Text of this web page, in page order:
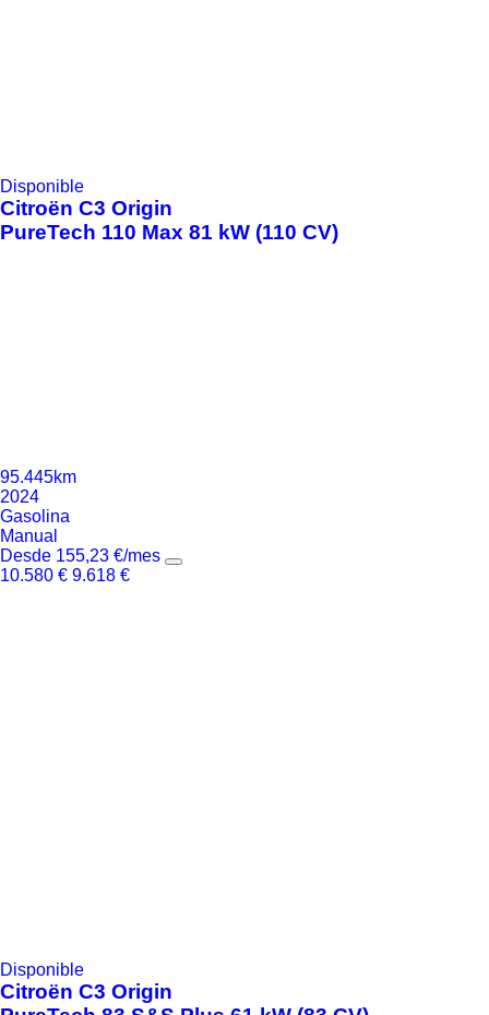
Disponible
Citroën C3 Origin
PureTech 110 Max 81 kW (110 CV)
95.445km
2024
Gasolina
Manual
Desde 155,23 €/mes
10.580 € 9.618 €
Disponible
Citroën C3 Origin